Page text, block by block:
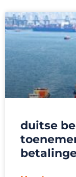
duitse